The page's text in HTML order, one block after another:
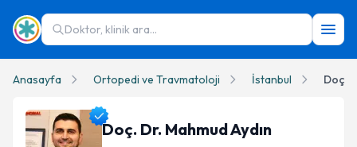
Doktor, klinik ara...
Anasayfa Ortopedi ve Travmatoloji İstanbul Doç.
Doç. Dr. Mahmud Aydın